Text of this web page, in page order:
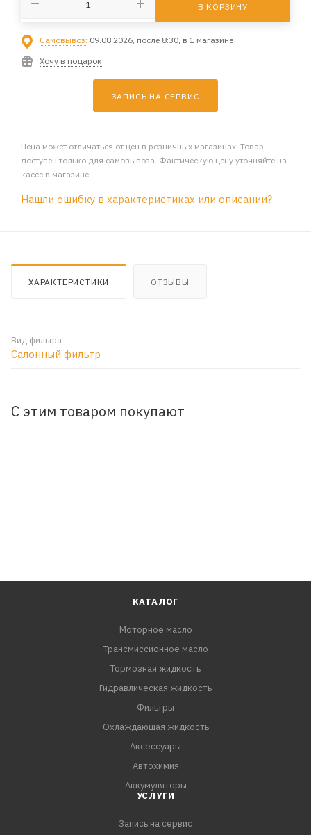
В КОРЗИНУ
Самовывоз: 09.08.2026, после 8:30, в 1 магазине
Хочу в подарок
ЗАПИСЬ НА СЕРВИС
Цена может отличаться от цен в розничных магазинах. Товар
доступен только для самовывоза. Фактическую цену уточняйте на
кассе в магазине
Нашли ошибку в характеристиках или описании?
ХАРАКТЕРИСТИКИ ОТЗЫВЫ
Вид фильтра
Салонный фильтр
С этим товаром покупают
КАТАЛОГ
Моторное масло
Трансмиссионное масло
Тормозная жидкость
Гидравлическая жидкость
Фильтры
Охлаждающая жидкость
Аксессуары
Автохимия
Аккумуляторы
УСЛУГИ
Запись на сервис